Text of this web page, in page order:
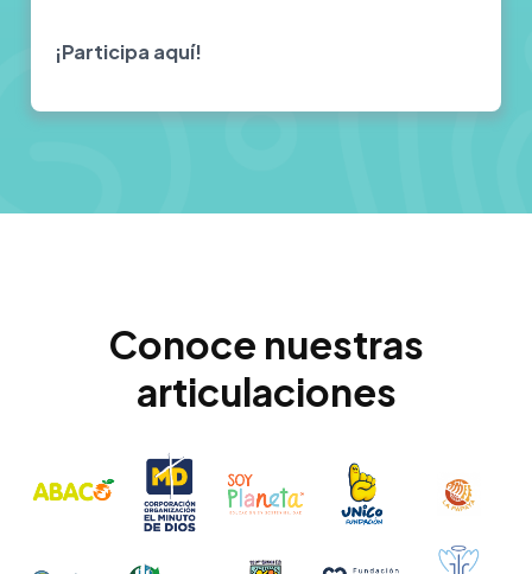
¡Participa aquí!
Conoce nuestras
articulaciones